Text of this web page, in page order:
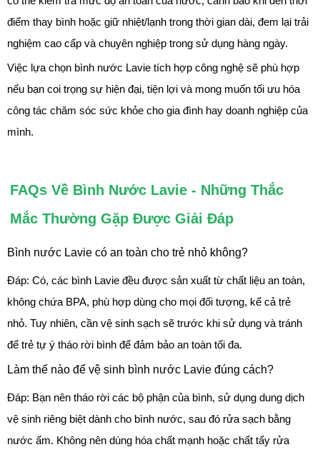
điểm thay bình hoặc giữ nhiệt/lạnh trong thời gian dài, đem lại trải
nghiệm cao cấp và chuyên nghiệp trong sử dụng hàng ngày.
Việc lựa chọn bình nước Lavie tích hợp công nghệ sẽ phù hợp
nếu bạn coi trọng sự hiện đại, tiện lợi và mong muốn tối ưu hóa
công tác chăm sóc sức khỏe cho gia đình hay doanh nghiệp của
mình.
FAQs Về Bình Nước Lavie - Những Thắc
Mắc Thường Gặp Được Giải Đáp
Bình nước Lavie có an toàn cho trẻ nhỏ không?
Đáp: Có, các bình Lavie đều được sản xuất từ chất liệu an toàn,
không chứa BPA, phù hợp dùng cho mọi đối tượng, kể cả trẻ
nhỏ. Tuy nhiên, cần vệ sinh sạch sẽ trước khi sử dụng và tránh
để trẻ tự ý tháo rời bình để đảm bảo an toàn tối đa.
Làm thế nào để vệ sinh bình nước Lavie đúng cách?
Đáp: Bạn nên tháo rời các bộ phận của bình, sử dụng dung dịch
vệ sinh riêng biệt dành cho bình nước, sau đó rửa sạch bằng
nước ấm. Không nên dùng hóa chất mạnh hoặc chất tẩy rửa